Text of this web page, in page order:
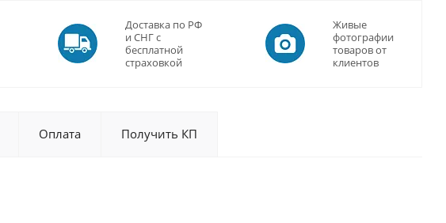
Доставка по РФ
и СНГ с
бесплатной
страховкой
Живые
фотографии
товаров от
клиентов
Оплата Получить КП